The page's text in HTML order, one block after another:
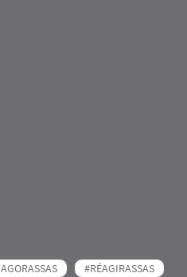
AGORASSAS
#RÉAGIRASSAS